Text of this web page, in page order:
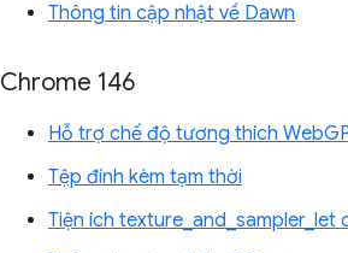
Thông tin cập nhật về Dawn
Chrome 146
Hỗ trợ chế độ tương thích
Tệp đính kèm tạm thời
Tiện ích texture_and_sampler_let